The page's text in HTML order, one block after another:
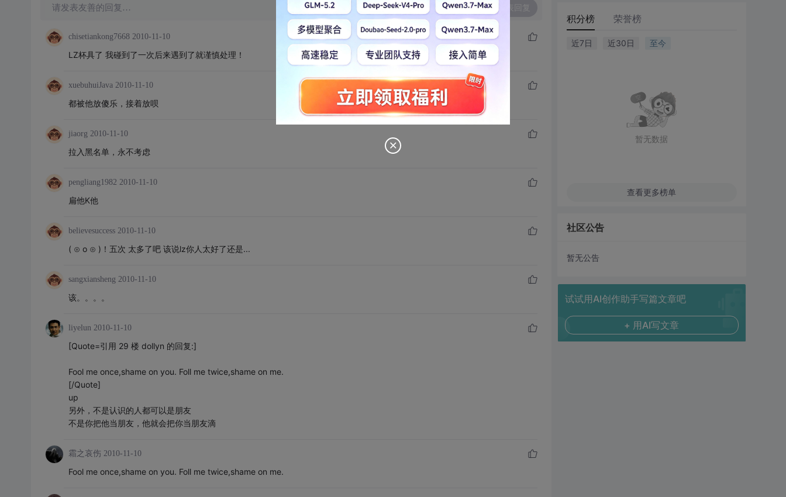
请发表友善的回复…
chisetiankong7668 2010-11-10
LZ杯具了 我碰到了一次后来遇到了就谨慎处理！
xuebuhuiJava 2010-11-10
都被他放傻乐，接着放呗
jiaorg 2010-11-10
拉入黑名单，永不考虑
pengliang1982 2010-11-10
扁他K他
believesuccess 2010-11-10
( ⊙ o ⊙ )！五次 太多了吧 该说lz你人太好了还是...
sangxiansheng 2010-11-10
该。。。。
liyelun 2010-11-10
[Quote=引用 29 楼 dollyn 的回复:]
Fool me once,shame on you. Foll me twice,shame on me.
[/Quote]
up
另外，不是认识的人都可以是朋友
不是你把他当朋友，他就会把你当朋友滴
霜之哀伤 2010-11-10
Fool me once,shame on you. Foll me twice,shame on me.
积分榜 荣誉榜
近7日 近30日 至今
暂无数据
查看更多榜单
社区公告
暂无公告
试试用AI创作助手写篇文章吧
+ 用AI写文章